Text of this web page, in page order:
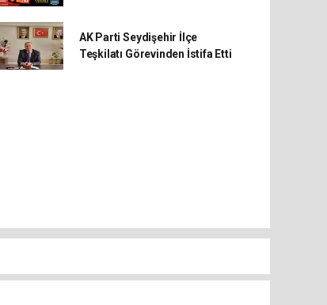
AK Parti Seydişehir İlçe
Teşkilatı Görevinden İstifa Etti